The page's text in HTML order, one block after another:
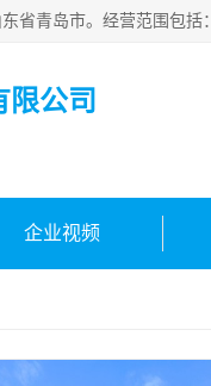
限公司
企业视频